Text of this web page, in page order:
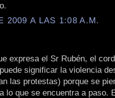
2009 A LAS 1:08 A.M.
expresa el Sr Rubén, el
significar la violencia
las protestas) porque se
lo que se encuentra a paso.